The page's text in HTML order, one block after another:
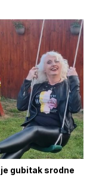
gubitak srodne